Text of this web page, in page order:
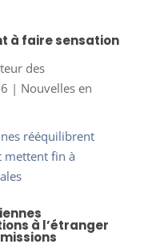
à faire sensation
des
| Nouvelles en
à l’étranger